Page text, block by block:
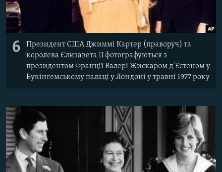
6
Президент США Джиммі Картер (праворуч) та
королева Єлизавета II фотографуються з
президентом Франції Валері Жискаром д'Естеном у
Букінгемському палаці у Лондоні у травні 1977 року